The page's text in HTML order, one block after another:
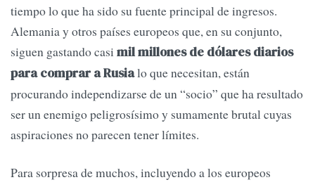
tiempo lo que ha sido su fuente principal de ingresos.
Alemania y otros países europeos que, en su conjunto,
siguen gastando casi mil millones de dólares diarios
para comprar a Rusialo que necesitan, están
procurando independizarse de un “socio” que ha resultado
ser un enemigo peligrosísimo y sumamente brutal cuyas
aspiraciones no parecen tener límites.
Para sorpresa de muchos, incluyendo a los europeos